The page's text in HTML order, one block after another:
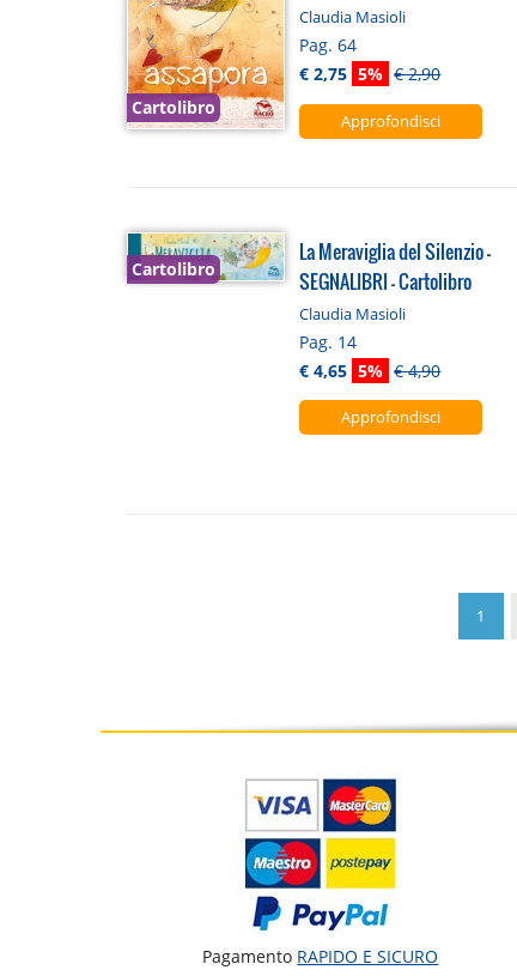
Cartolibro
Claudia Masioli
Pag. 64
€ 2,75 5% € 2,90
Approfondisci
Cartolibro
La Meraviglia del Silenzio -
SEGNALIBRI - Cartolibro
Claudia Masioli
Pag. 14
€ 4,65 5% € 4,90
Approfondisci
1
Pagamento RAPIDO E SICURO